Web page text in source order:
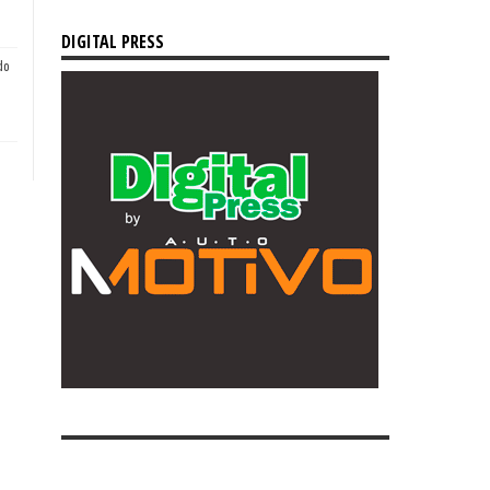
DIGITAL PRESS